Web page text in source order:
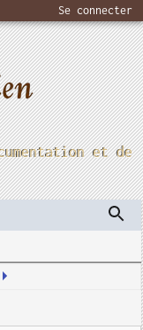
Se connecter
et de